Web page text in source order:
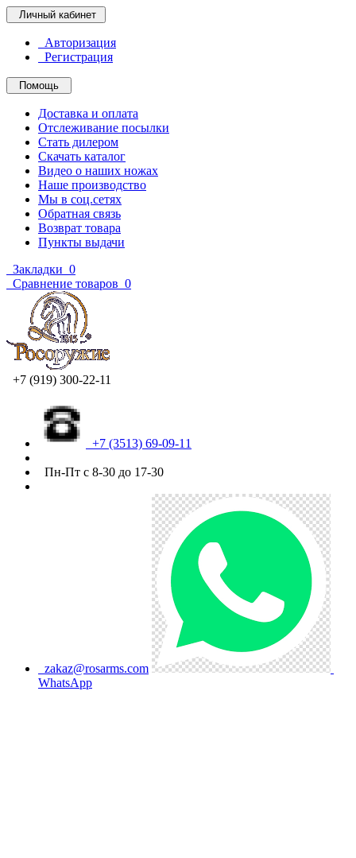
Личный кабинет
Авторизация
Регистрация
Помощь
Доставка и оплата
Отслеживание посылки
Стать дилером
Скачать каталог
Видео о наших ножах
Наше производство
Мы в соц.сетях
Обратная связь
Возврат товара
Пункты выдачи
Закладки 0
Сравнение товаров 0
+7 (919) 300-22-11
+7 (3513) 69-09-11
Пн-Пт с 8-30 до 17-30
zakaz@rosarms.com
WhatsApp